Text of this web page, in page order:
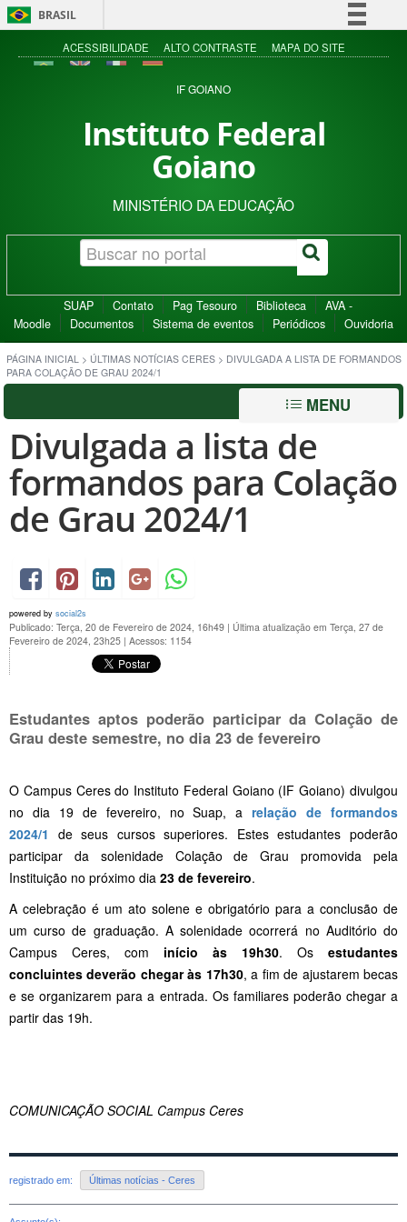
BRASIL
Simplifique!
Acesso à informação
ACESSIBILIDADE ALTO CONTRASTE MAPA DO SITE
IF GOIANO
Instituto Federal
Goiano
MINISTÉRIO DA EDUCAÇÃO
SUAP Contato Pag Tesouro Biblioteca
AVA -
Moodle
Documentos Sistema de eventos Periódicos Ouvidoria
PÁGINA INICIAL > ÚLTIMAS NOTÍCIAS CERES > DIVULGADA A LISTA DE FORMANDOS
PARA COLAÇÃO DE GRAU 2024/1
MENU
Divulgada a lista de
formandos para Colação
de Grau 2024/1
powered by social2s
Publicado: Terça, 20 de Fevereiro de 2024, 16h49 | Última atualização em Terça, 27 de
Fevereiro de 2024, 23h25 | Acessos: 1154
Estudantes aptos poderão participar da Colação de
Grau deste semestre, no dia 23 de fevereiro
O Campus Ceres do Instituto Federal Goiano (IF Goiano) divulgou
no dia 19 de fevereiro, no Suap, arelação de formandos
2024/1 de seus cursos superiores. Estes estudantes poderão
participar da solenidade Colação de Grau promovida pela
Instituição no próximo dia 23 de fevereiro.
A celebração é um ato solene e obrigatório para a conclusão de
um curso de graduação. A solenidade ocorrerá no Auditório do
Campus Ceres, com início às 19h30. Os estudantes
concluintes deverão chegar às 17h30, a fim de ajustarem becas
e se organizarem para a entrada. Os familiares poderão chegar a
partir das 19h.
COMUNICAÇÃO SOCIAL Campus Ceres
registrado em: Últimas notícias - Ceres